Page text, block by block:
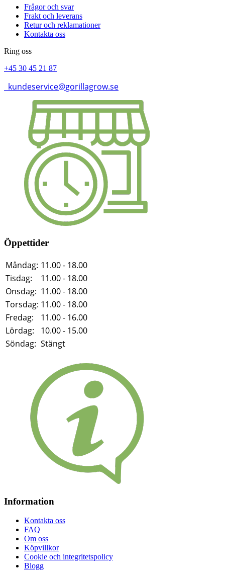
Frågor och svar
Frakt och leverans
Retur och reklamationer
Kontakta oss
Ring oss
+45 30 45 21 87
kundeservice@gorillagrow.se
Öppettider
Måndag: 11.00 - 18.00
Tisdag:
11.00 - 18.00
Onsdag: 11.00 - 18.00
Torsdag: 11.00 - 18.00
Fredag:
11.00 - 16.00
Lördag:
10.00 - 15.00
Söndag: Stängt
Information
Kontakta oss
FAQ
Om oss
Köpvillkor
Cookie och integritetspolicy
Blogg